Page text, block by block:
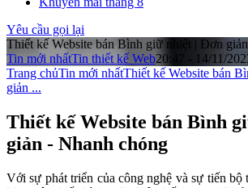
Yêu cầu gọi lại
Thiết kế Website bán Bình giữ nhiệt | Đơn
Tin mới nhấtTin thiết kế Web20:47 - 14/11/
Trang chủTin mới nhấtThiết kế Website bán
giản ...
Thiết kế Website bán Bình
giản - Nhanh chóng
Với sự phát triển của công nghệ và sự tiến bộ